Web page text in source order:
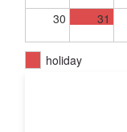
30 31
holiday